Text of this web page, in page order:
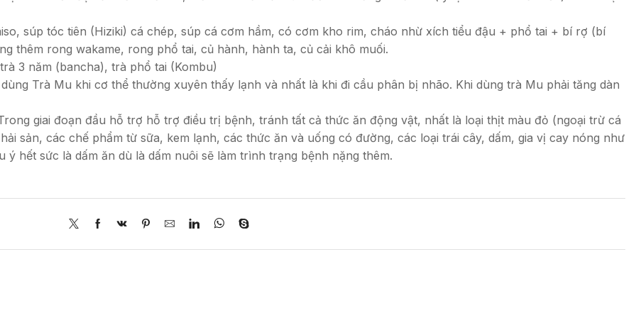
súp tóc tiên (Hiziki) cá chép, súp cá cơm hầm, có cơm kho rim, cháo nhừ xích tiểu đậu + phổ tai + bí rợ (bí
thêm rong wakame, rong phổ tai, củ hành, hành ta, củ cải khô muối.
3 năm (bancha), trà phổ tai (Kombu)
Trà Mu khi cơ thể thường xuyên thấy lạnh và nhất là khi đi cầu phân bị nhão. Khi dùng trà Mu phải tăng dàn
giai đoạn đầu hỗ trợ hỗ trợ điều trị bệnh, tránh tất cả thức ăn động vật, nhất là loại thịt màu đỏ (ngoại trừ cá
sản, các chế phẩm từ sữa, kem lạnh, các thức ăn và uống có đường, các loại trái cây, dấm, gia vị cay nóng như
hết sức là dấm ăn dù là dấm nuôi sẽ làm trình trạng bệnh nặng thêm.